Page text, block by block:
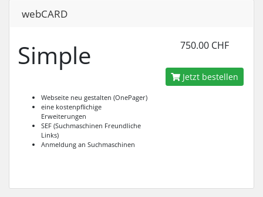
webCARD
Simple
Webseite neu gestalten (OnePager)
eine kostenpflichige
Erweiterungen
SEF (Suchmaschinen Freundliche
Links)
Anmeldung an Suchmaschinen
750.00 CHF
Jetzt bestellen